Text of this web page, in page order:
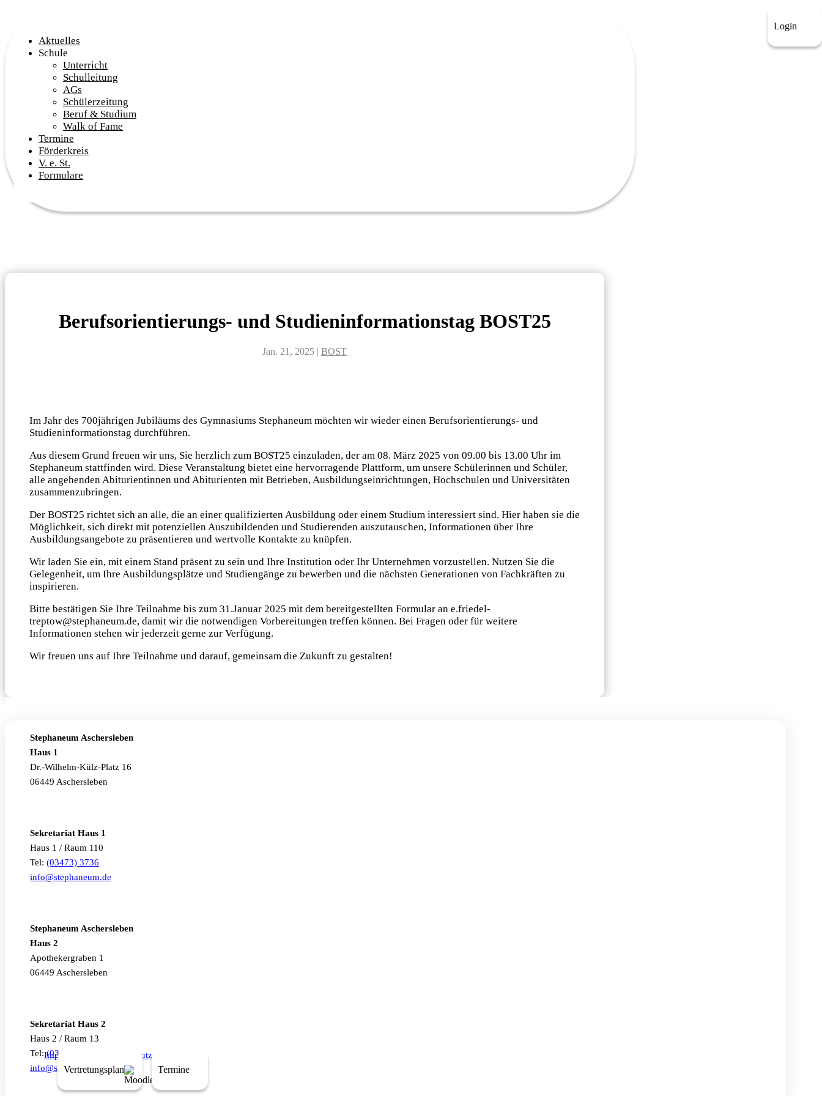
Aktuelles
Schule
Unterricht
Schulleitung
AGs
Schülerzeitung
Beruf & Studium
Walk of Fame
Termine
Förderkreis
V. e. St.
Formulare
Login
Berufsorientierungs- und Studieninformationstag BOST25
Jan. 21, 2025 | BOST
Im Jahr des 700jährigen Jubiläums des Gymnasiums Stephaneum möchten wir wieder einen Berufsorientierungs- und
Studieninformationstag durchführen.
Aus diesem Grund freuen wir uns, Sie herzlich zum BOST25 einzuladen, der am 08. März 2025 von 09.00 bis 13.00 Uhr im
Stephaneum stattfinden wird. Diese Veranstaltung bietet eine hervorragende Plattform, um unsere Schülerinnen und Schüler,
alle angehenden Abiturientinnen und Abiturienten mit Betrieben, Ausbildungseinrichtungen, Hochschulen und Universitäten
zusammenzubringen.
Der BOST25 richtet sich an alle, die an einer qualifizierten Ausbildung oder einem Studium interessiert sind. Hier haben sie die
Möglichkeit, sich direkt mit potenziellen Auszubildenden und Studierenden auszutauschen, Informationen über Ihre
Ausbildungsangebote zu präsentieren und wertvolle Kontakte zu knüpfen.
Wir laden Sie ein, mit einem Stand präsent zu sein und Ihre Institution oder Ihr Unternehmen vorzustellen. Nutzen Sie die
Gelegenheit, um Ihre Ausbildungsplätze und Studiengänge zu bewerben und die nächsten Generationen von Fachkräften zu
inspirieren.
Bitte bestätigen Sie Ihre Teilnahme bis zum 31.Januar 2025 mit dem bereitgestellten Formular an e.friedel-
treptow@stephaneum.de, damit wir die notwendigen Vorbereitungen treffen können. Bei Fragen oder für weitere
Informationen stehen wir jederzeit gerne zur Verfügung.
Wir freuen uns auf Ihre Teilnahme und darauf, gemeinsam die Zukunft zu gestalten!
Stephaneum Aschersleben
Haus 1
Dr.-Wilhelm-Külz-Platz 16
06449 Aschersleben
Sekretariat Haus 1
Haus 1 / Raum 110
Tel: (03473) 3736
info@stephaneum.de
Stephaneum Aschersleben
Haus 2
Apothekergraben 1
06449 Aschersleben
Sekretariat Haus 2
Haus 2 / Raum 13
Tel:(03473) 3134
info@stephaneum.de
Impressum Datenschutz
Vertretungsplan Termine